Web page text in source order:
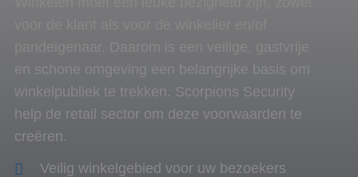
en schone omgeving een belangrijke basis om
winkelpubliek te trekken. Scorpions Security
help de retail sector om deze voorwaarden te
creëren.
Veilig winkelgebied voor uw bezoekers